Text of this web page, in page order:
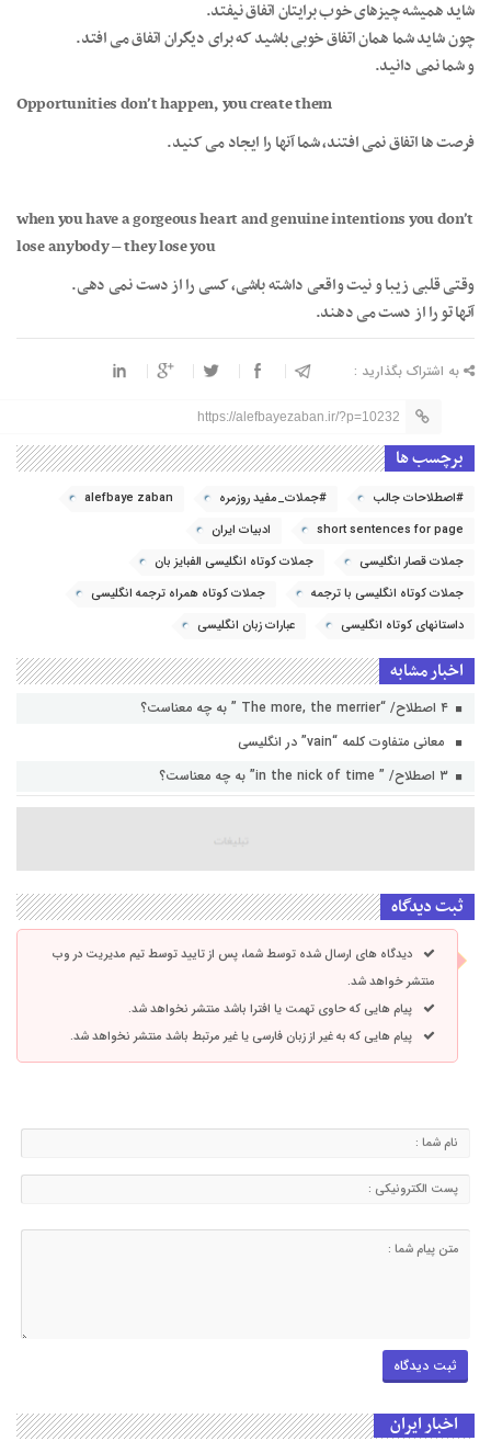
شاید همیشه چیزهای خوب برایتان اتفاق نیفتد.
چون شاید شما همان اتفاق خوبی باشید که برای دیگران اتفاق می افتد.
و شما نمی دانید.
Opportunities don’t happen, you create them
فرصت ها اتفاق نمی افتند، شما آنها را ایجاد می کنید.
when you have a gorgeous heart and genuine intentions you don’t
lose anybody – they lose you
وقتی قلبی زیبا و نیت واقعی داشته باشی، کسی را از دست نمی دهی.
آنها تو را از دست می دهند.
به اشتراک بگذارید :
https://alefbayezaban.ir/?p=10232
برچسب ها
#اصطلاحات جالب #جملات_مفید روزمره
alefbaye zaban
short sentences for page
ادبیات ایران
جملات قصار انگلیسی
جملات کوتاه انگلیسی الفبایز بان
جملات کوتاه انگلیسی با ترجمه
جملات کوتاه همراه ترجمه انگلیسی
داستانهای کوتاه انگلیسی
عبارات زبان انگلیسی
اخبار مشابه
معانی متفاوت کلمه “vain” در انگلیسی
ثبت دیدگاه
دیدگاه های ارسال شده توسط شما، پس از تایید توسط تیم مدیریت در وب
منتشر خواهد شد.
پیام هایی که حاوی تهمت یا افترا باشد منتشر نخواهد شد.
پیام هایی که به غیر از زبان فارسی یا غیر مرتبط باشد منتشر نخواهد شد.
اخبار ایران